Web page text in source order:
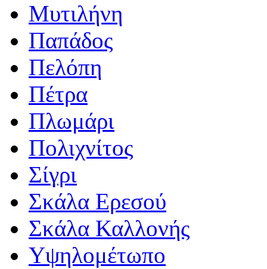
Μυτιλήνη
Παπάδος
Πελόπη
Πέτρα
Πλωμάρι
Πολιχνίτος
Σίγρι
Σκάλα Ερεσού
Σκάλα Καλλονής
Υψηλομέτωπο